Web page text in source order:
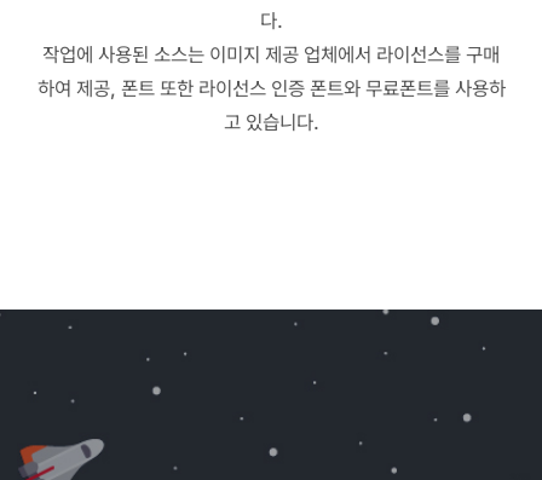
다.
작업에 사용된 소스는 이미지 제공 업체에서 라이선스를 구매
하여 제공, 폰트 또한 라이선스 인증 폰트와 무료폰트를 사용하
고 있습니다.